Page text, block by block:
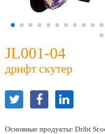
JL001-04
дрифт скутер
Основные продукты: Dribt